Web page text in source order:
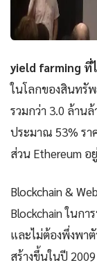
yield farming ที่
ในโลกของสินทรั
รวมกว่า 3.0 ล้าน
ประมาณ 53% รา
ส่วน Ethereum อ
Blockchain &
Blockchain ในก
และไม่ต้องพึ่งพา
สร้างขึ้นในปี